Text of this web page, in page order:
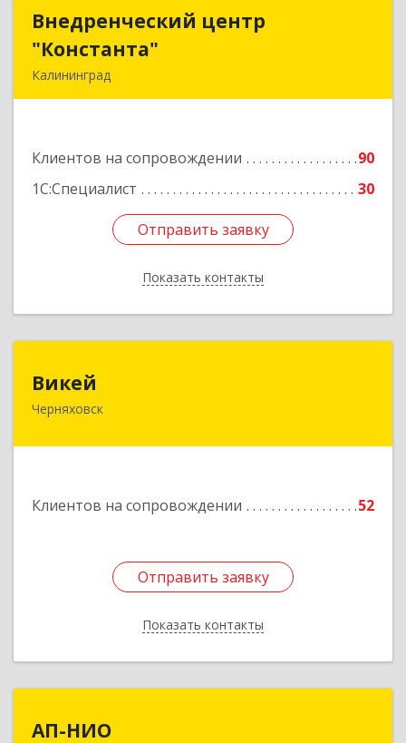
Внедренческий центр
"Константа"
Калининград
Клиентов на сопровождении
90
1С:Специалист
30
Отправить заявку
Показать контакты
Внедренческий центр
Подробнее
Отправить заявку
Назад
Викей
Черняховск
Клиентов на сопровождении 52
Отправить заявку
Показать контакты
238150, Калининградская обл, Черняховский р-
Отправить заявку
Назад
АП-НИО